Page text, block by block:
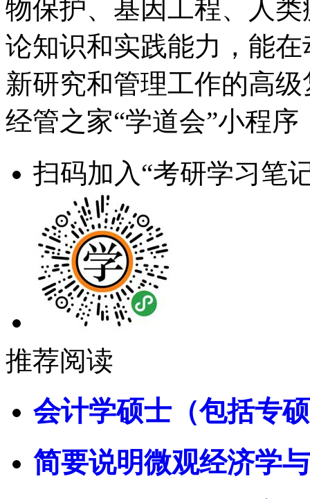
物保护、基因工程、人
论知识和实践能力，能
新研究和管理工作的高
经管之家“学道会”小程序
扫码加入“考研学习笔
推荐阅读
会计学硕士（包括专
简要说明微观经济学